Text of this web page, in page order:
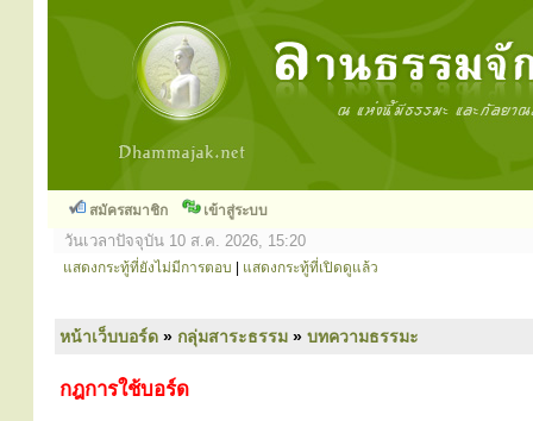
สมัครสมาชิก เข้าสู่ระบบ
วันเวลาปัจจุบัน 10 ส.ค. 2026, 15:20
แสดงกระทู้ที่ยังไม่มีการตอบ แสดงกระทู้ที่เปิดดูแล้ว
หน้าเว็บบอร์ด » กลุ่มสาระธรรม » บทความธรรมะ
กฎการใช้บอร์ด